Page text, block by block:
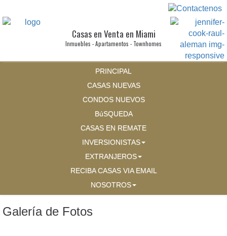
Casas en Venta en Miami
Inmuebles - Apartamentos - Townhomes
PRINCIPAL
CASAS NUEVAS
CONDOS NUEVOS
BúSQUEDA
CASAS EN REMATE
INVERSIONISTAS
EXTRANJEROS
RECIBA CASAS VIA EMAIL
NOSOTROS
Galería de Fotos